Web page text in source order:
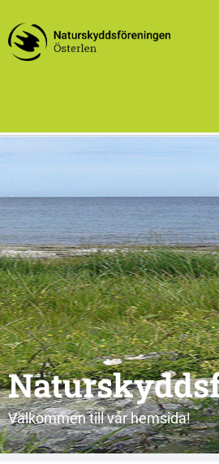
Välkommen till vår hemsida!